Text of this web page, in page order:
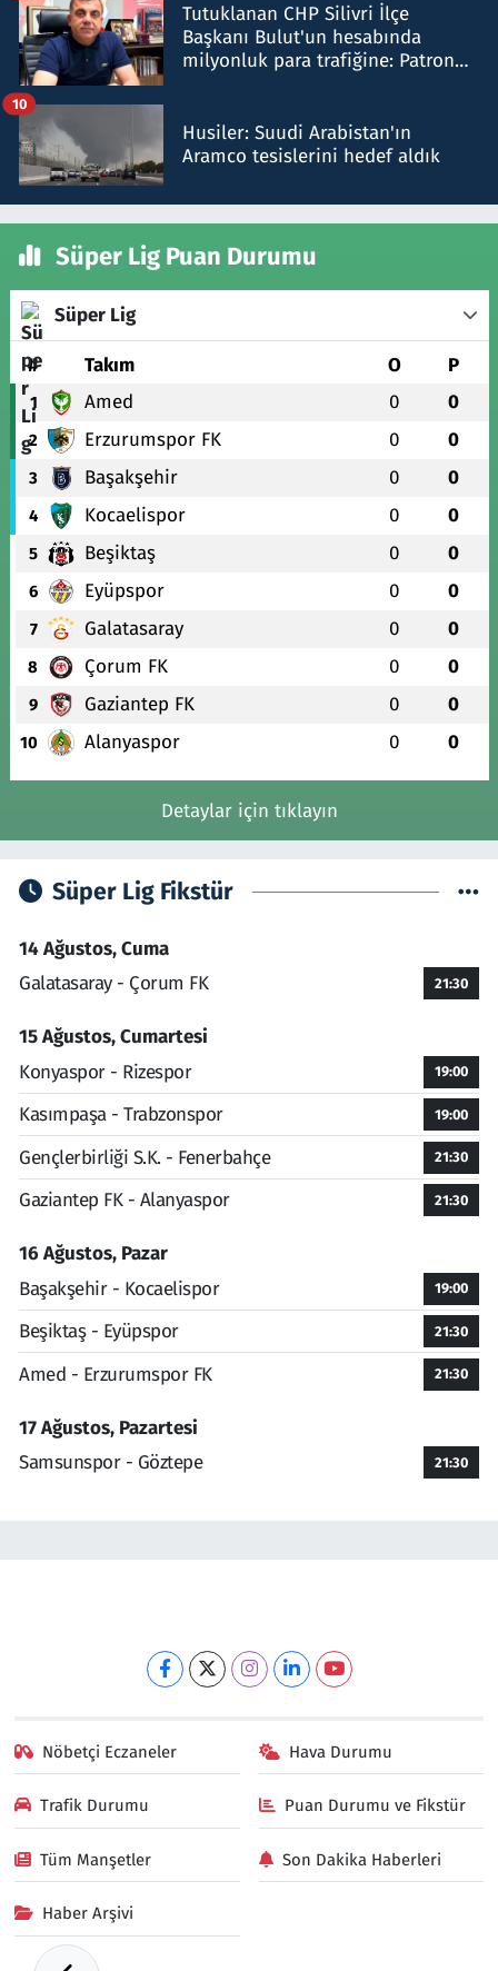
Tutuklanan CHP Silivri İlçe
Başkanı Bulut'un hesabında
milyonluk para trafiğine: Patron
Husiler: Suudi Arabistan'ın
Aramco tesislerini hedef aldık
10
Süper Lig Puan Durumu
Süper Lig
# Takım O P
1 Amed 0 0
2 Erzurumspor FK 0 0
3 Başakşehir 0 0
4 Kocaelispor 0 0
5 Beşiktaş 0 0
6 Eyüpspor 0 0
7 Galatasaray 0 0
8 Çorum FK 0 0
9 Gaziantep FK 0 0
10 Alanyaspor 0 0
Detaylar için tıklayın
Süper Lig Fikstür
14 Ağustos, Cuma
Galatasaray - Çorum FK
21:30
15 Ağustos, Cumartesi
Konyaspor - Rizespor
19:00
Kasımpaşa - Trabzonspor 19:00
Gençlerbirliği S.K. - Fenerbahçe 21:30
Gaziantep FK - Alanyaspor 21:30
16 Ağustos, Pazar
Başakşehir - Kocaelispor
19:00
Beşiktaş - Eyüpspor 21:30
Amed - Erzurumspor FK 21:30
17 Ağustos, Pazartesi
Samsunspor - Göztepe
21:30
Nöbetçi Eczaneler Hava Durumu
Trafik Durumu Puan Durumu ve Fikstür
Tüm Manşetler Son Dakika Haberleri
Haber Arşivi